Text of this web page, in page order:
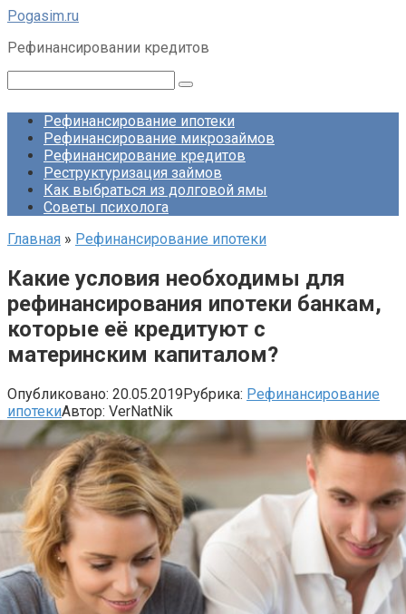
Перейти
контенту
Pogasim.ru
Рефинансировании кредитов
Рефинансирование ипотеки
Рефинансирование микрозаймов
Рефинансирование кредитов
Реструктуризация займов
Как выбраться из долговой ямы
Советы психолога
Главная » Рефинансирование ипотеки
Какие условия необходимы для
рефинансирования ипотеки банкам,
которые её кредитуют с
материнским капиталом?
Опубликовано: 20.05.2019Рубрика: Рефинансирование
ипотекиАвтор: VerNatNik